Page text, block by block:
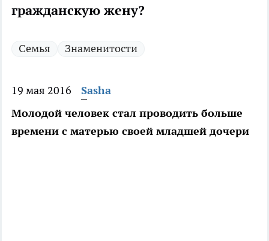
гражданскую жену?
Семья Знаменитости
19 мая 2016
Sasha
Молодой человек стал проводить больше
времени с матерью своей младшей дочери